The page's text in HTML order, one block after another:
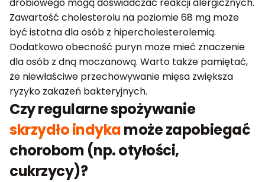
drobiowego mogą doświadczać reakcji alergicznych.
Zawartość cholesterolu na poziomie 68 mg może
być istotna dla osób z hipercholesterolemią.
Dodatkowo obecność puryn może mieć znaczenie
dla osób z dną moczanową. Warto także pamiętać,
że niewłaściwe przechowywanie mięsa zwiększa
ryzyko zakażeń bakteryjnych.
Czy regularne spożywanie
skrzydło indykamoże zapobiegać
chorobom (np. otyłości,
cukrzycy)?